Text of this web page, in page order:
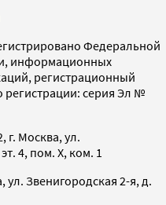
Федеральной
информационных
регистрационный
регистрации: серия Эл №
г. Москва, ул.
4, пом. X, ком. 1
ул. Звенигородская 2-я, д.